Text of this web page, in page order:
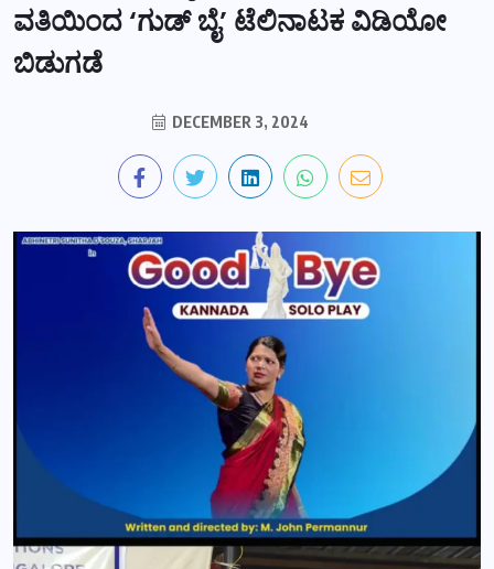
ವತಿಯಿಂದ ‘ಗುಡ್ ಬೈ’ ಟೆಲಿನಾಟಕ ವಿಡಿಯೋ
ಬಿಡುಗಡೆ
DECEMBER 3, 2024